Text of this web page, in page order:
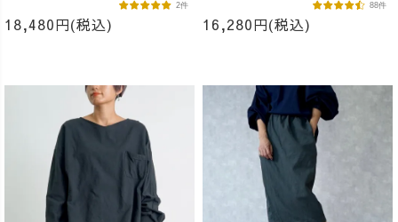
18,480円(税込)
2件
16,280円(税込)
88件